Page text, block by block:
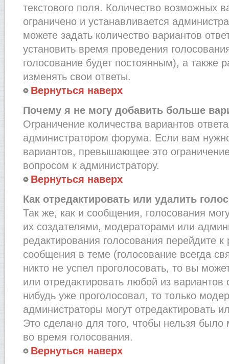
текстового поля. Количество возможных
ограничено и устанавливается
можете задать количество вариантов
установить время проведения
голосование будет постоянным), а также
изменять свои ответы.
Вернуться наверх
Почему я не могу добавить больше
Ограничение количества вариантов
администратором форума. Если вам
вариантов, превышающее это
вопросом к администратору.
Вернуться наверх
Как отредактировать или удалить
Так же, как и сообщения, голосования
их создателями, модераторами или
редактирования голосования перейдите
сообщения в теме (голосование всегда
никто не успел проголосовать, то вы
или отредактировать любой из вариантов
нибудь уже проголосовал, то только
администраторы могут отредактировать
Это сделано для того, чтобы нельзя было
во время голосования.
Вернуться наверх